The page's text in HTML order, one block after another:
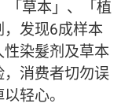
「草本」、「植
发现6成样本
染髮剂及草本
消费者切勿误
轻心。